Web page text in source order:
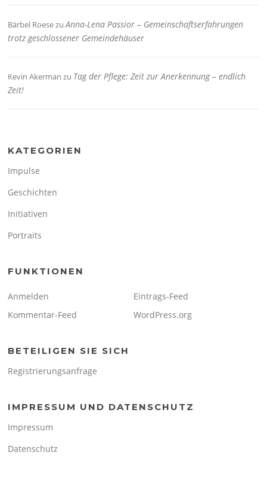
Bärbel RoesezuAnna-Lena Passior – Gemeinschaftserfahrungen
trotz geschlossener Gemeindehäuser
Kevin Akerman zu Tag der Pflege: Zeit zur Anerkennung – endlich
Zeit!
KATEGORIEN
Impulse
Geschichten
Initiativen
Portraits
FUNKTIONEN
Anmelden
Eintrags-Feed
Kommentar-Feed
WordPress.org
BETEILIGEN SIE SICH
Registrierungsanfrage
IMPRESSUM UND DATENSCHUTZ
Impressum
Datenschutz